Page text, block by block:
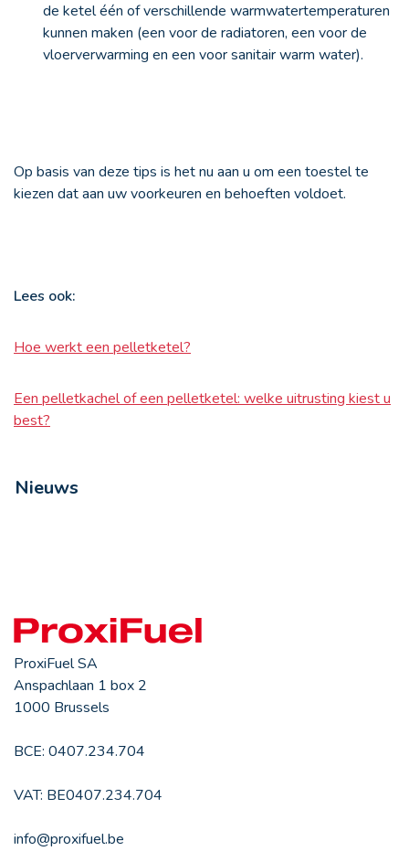
de ketel één of verschillende warmwatertemperaturen
kunnen maken (een voor de radiatoren, een voor de
vloerverwarming en een voor sanitair warm water).
Op basis van deze tips is het nu aan u om een toestel te
kiezen dat aan uw voorkeuren en behoeften voldoet.
Lees ook:
Hoe werkt een pelletketel?
Een pelletkachel of een pelletketel: welke uitrusting kiest u
best?
Nieuws
ProxiFuel SA
Anspachlaan 1 box 2
1000 Brussels
BCE: 0407.234.704
VAT: BE0407.234.704
info@proxifuel.be